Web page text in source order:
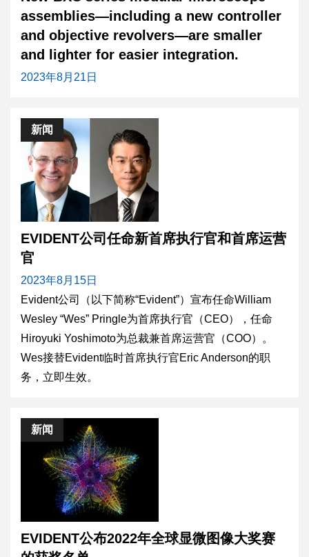
assemblies—including a new controller
and objective revolvers—are smaller
and lighter for easier integration.
2023年8月21日
新闻
EVIDENT公司任命新首席执行官和首席运营
官
2023年8月15日
Evident公司（以下简称“Evident”）宣布任命William
Wesley “Wes” Pringle为首席执行官（CEO），任命
Hiroyuki Yoshimoto为总裁兼首席运营官（COO）。
Wes接替Evident临时首席执行官Eric Anderson的职
务，立即生效。
新闻
EVIDENT公布2022年全球显微图像大奖赛